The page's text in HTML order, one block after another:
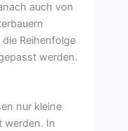
auch von
Reihenfolge
werden.
nur kleine
werden. In